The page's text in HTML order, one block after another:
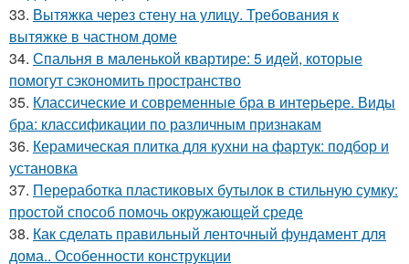
33. Вытяжка через стену на улицу. Требования к
вытяжке в частном доме
34. Спальня в маленькой квартире: 5 идей, которые
помогут сэкономить пространство
35. Классические и современные бра в интерьере. Виды
бра: классификации по различным признакам
36. Керамическая плитка для кухни на фартук: подбор и
установка
37. Переработка пластиковых бутылок в стильную сумку:
простой способ помочь окружающей среде
38. Как сделать правильный ленточный фундамент для
дома.. Особенности конструкции